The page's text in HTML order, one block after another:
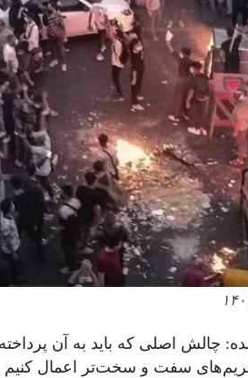
چالش اصلی که باید به آن
تحریم‌های سفت و سخت‌تر اعمال